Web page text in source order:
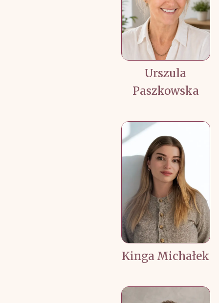
Urszula
Paszkowska
Kinga Michałek